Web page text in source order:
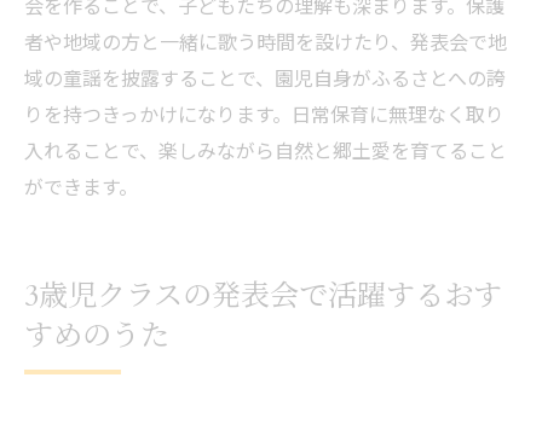
者や地域の方と一緒に歌う時間を設けたり、発表会で地
域の童謡を披露することで、園児自身がふるさとへの誇
りを持つきっかけになります。日常保育に無理なく取り
入れることで、楽しみながら自然と郷土愛を育てること
ができます。
3歳児クラスの発表会で活躍するおす
すめのうた